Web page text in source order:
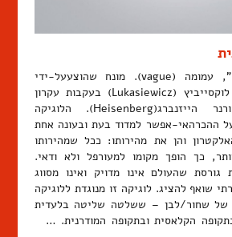
לוגיקה "לא בטוחה", עמומה (vague). מונח שהוצעעל-ידי
הלוגיקן הפולני יאן לוקסייביץ (Lukasiewicz) בעקבות עקרון
אי-הוודאות של ורנר הייזנברג(Heisenberg). הלוגיקה
ההכרהאי-אפשר למדוד בעת ובעונה אחת
והן את מהירותו: ככל שמהירותו
כך הופך מקומו למעורפל ולא ודאי.
גורסת שהעולם אינו מדויק ואינו מסווג
שואף להציג. לוגיקה זו מנוגדת ללוגיקה
של שחור/לבן – ששלטה שליטה בלעדית
הקלאסית ובתקופה המודרנית. …